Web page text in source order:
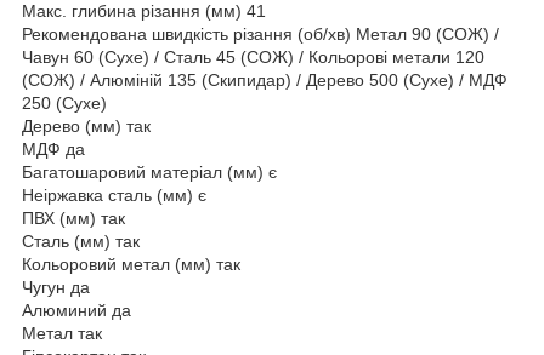
Макс. глибина різання (мм) 41
Рекомендована швидкість різання (об/хв) Метал 90 (СОЖ) /
Чавун 60 (Сухе) / Сталь 45 (СОЖ) / Кольорові метали 120
(СОЖ) / Алюміній 135 (Скипидар) / Дерево 500 (Сухе) / МДФ
250 (Сухе)
Дерево (мм) так
МДФ да
Багатошаровий матеріал (мм) є
Неіржавка сталь (мм) є
ПВХ (мм) так
Сталь (мм) так
Кольоровий метал (мм) так
Чугун да
Алюминий да
Метал так